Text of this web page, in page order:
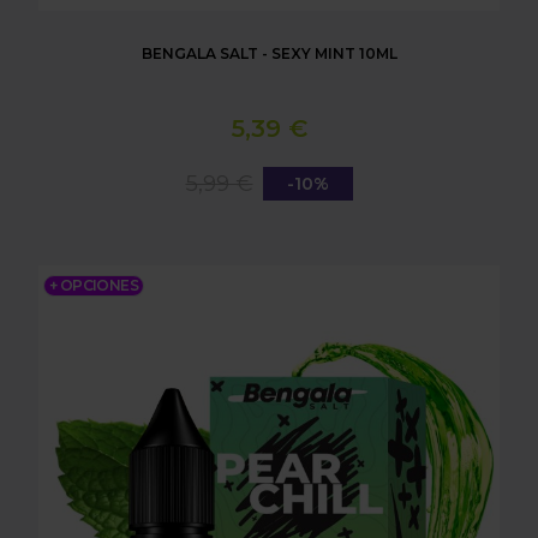
BENGALA SALT - SEXY MINT 10ML
5,39 €
-10%
+ OPCIONES
BENGALA SALT - PEAR CHILL 10ML